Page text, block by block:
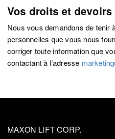
Vos droits et devoirs
Nous vous demandons de tenir
personnelles que vous nous
corriger toute information que
contactant à l’adresse
MAXON LIFT CORP.